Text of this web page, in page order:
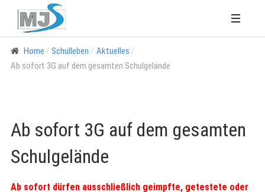
Home Schulleben
Aktuelles
Ab sofort 3G auf dem gesamten Schulgelände
Ab sofort 3G auf dem gesamten
Schulgelände
Ab sofort dürfen ausschließlich geimpfte, getestete oder